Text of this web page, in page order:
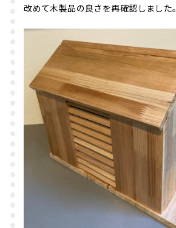
改めて木製品の良さを再確認しました。